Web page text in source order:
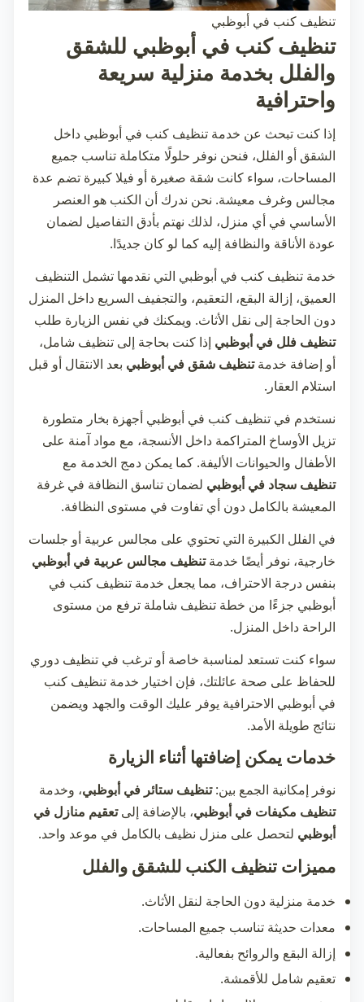
تنظيف كنب في أبوظبي
تنظيف كنب في أبوظبي للشقق
والفلل بخدمة منزلية سريعة
واحترافية
إذا كنت تبحث عن خدمة تنظيف كنب في أبوظبي داخل
الشقق أو الفلل، فنحن نوفر حلولًا متكاملة تناسب جميع
المساحات، سواء كانت شقة صغيرة أو فيلا كبيرة تضم عدة
مجالس وغرف معيشة. نحن ندرك أن الكنب هو العنصر
الأساسي في أي منزل، لذلك نهتم بأدق التفاصيل لضمان
عودة الأناقة والنظافة إليه كما لو كان جديدًا.
خدمة تنظيف كنب في أبوظبي التي نقدمها تشمل التنظيف
العميق، إزالة البقع، التعقيم، والتجفيف السريع داخل المنزل
دون الحاجة إلى نقل الأثاث. ويمكنك في نفس الزيارة طلب
تنظيف فلل في أبوظبي إذا كنت بحاجة إلى تنظيف شامل،
أو إضافة خدمةتنظيف شقق في أبوظبي بعد الانتقال أو قبل
استلام العقار.
نستخدم في تنظيف كنب في أبوظبي أجهزة بخار متطورة
تزيل الأوساخ المتراكمة داخل الأنسجة، مع مواد آمنة على
الأطفال والحيوانات الأليفة. كما يمكن دمج الخدمة مع
تنظيف سجاد في أبوظبي لضمان تناسق النظافة في غرفة
المعيشة بالكامل دون أي تفاوت في مستوى النظافة.
في الفلل الكبيرة التي تحتوي على مجالس عربية أو جلسات
خارجية، نوفر أيضًا خدمةتنظيف مجالس عربية في أبوظبي
بنفس درجة الاحتراف، مما يجعل خدمة تنظيف كنب في
أبوظبي جزءًا من خطة تنظيف شاملة ترفع من مستوى
الراحة داخل المنزل.
سواء كنت تستعد لمناسبة خاصة أو ترغب في تنظيف دوري
للحفاظ على صحة عائلتك، فإن اختيار خدمة تنظيف كنب
في أبوظبي الاحترافية يوفر عليك الوقت والجهد ويضمن
نتائج طويلة الأمد.
خدمات يمكن إضافتها أثناء الزيارة
نوفر إمكانية الجمع بين:تنظيف ستائر في أبوظبي، وخدمة
تنظيف مكيفات في أبوظبي، بالإضافة إلىتعقيم منازل في
أبوظبي لتحصل على منزل نظيف بالكامل في موعد واحد.
مميزات تنظيف الكنب للشقق والفلل
خدمة منزلية دون الحاجة لنقل الأثاث.
معدات حديثة تناسب جميع المساحات.
إزالة البقع والروائح بفعالية.
تعقيم شامل للأقمشة.